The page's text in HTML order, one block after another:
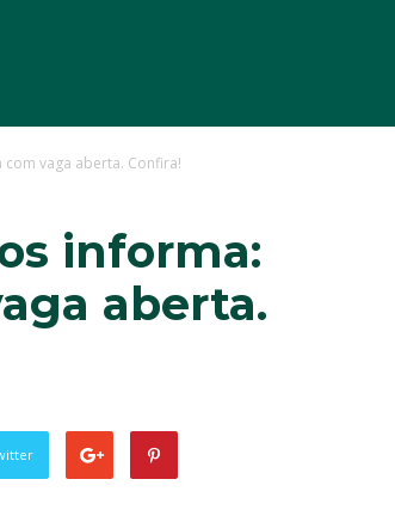
vaga aberta. Confira!
informa:
aberta.